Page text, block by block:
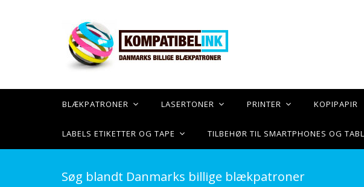
BLÆKPATRONER LASERTONER PRINTER KOPIPAPIR
LABELS ETIKETTER OG TAPE TILBEHØR TIL SMARTPHONES OG
Søg blandt Danmarks billige blækpatroner